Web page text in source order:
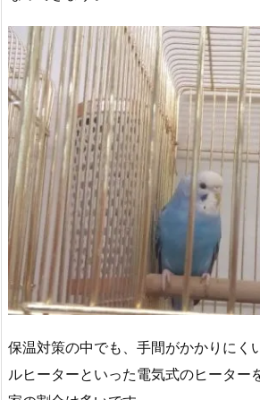
保温対策の中でも、手間がかかりにく
ルヒーターといった電気式のヒーター